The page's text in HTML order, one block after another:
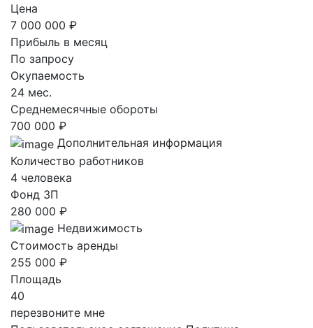
Цена
7 000 000 ₽
Прибыль в месяц
По запросу
Окупаемость
24 мес.
Среднемесячные обороты
700 000 ₽
Дополнительная информация
Количество работников
4 человека
Фонд ЗП
280 000 ₽
Недвижимость
Стоимость аренды
255 000 ₽
Площадь
40
перезвоните мне